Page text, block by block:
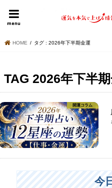
menu
HOME
HOME タグ : 2026年下半期金運
TAG 2026年下半
開運コラム
今